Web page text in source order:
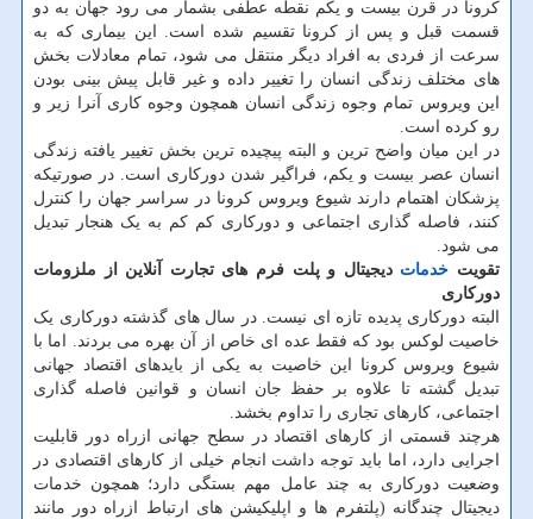
کرونا در قرن بیست و یکم نقطه عطفی بشمار می رود جهان به دو
قسمت قبل و پس از کرونا تقسیم شده است. این بیماری که به
سرعت از فردی به افراد دیگر منتقل می شود، تمام معادلات بخش
های مختلف زندگی انسان را تغییر داده و غیر قابل پیش بینی بودن
این ویروس تمام وجوه زندگی انسان همچون وجوه کاری آنرا زیر و
رو کرده است.
در این میان واضح ترین و البته پیچیده ترین بخش تغییر یافته زندگی
انسان عصر بیست و یکم، فراگیر شدن دورکاری است. در صورتیکه
پزشکان اهتمام دارند شیوع ویروس کرونا در سراسر جهان را کنترل
کنند، فاصله گذاری اجتماعی و دورکاری کم کم به یک هنجار تبدیل
می شود.
تقویت خدمات دیجیتال و پلت فرم های تجارت آنلاین از ملزومات
دورکاری
البته دورکاری پدیده تازه ای نیست. در سال های گذشته دورکاری یک
خاصیت لوکس بود که فقط عده ای خاص از آن بهره می بردند. اما با
شیوع ویروس کرونا این خاصیت به یکی از بایدهای اقتصاد جهانی
تبدیل گشته تا علاوه بر حفظ جان انسان و قوانین فاصله گذاری
اجتماعی، کارهای تجاری را تداوم بخشد.
هرچند قسمتی از کارهای اقتصاد در سطح جهانی ازراه دور قابلیت
اجرایی دارد، اما باید توجه داشت انجام خیلی از کارهای اقتصادی در
وضعیت دورکاری به چند عامل مهم بستگی دارد؛ همچون خدمات
دیجیتال چندگانه (پلتفرم ها و اپلیکیشن های ارتباط ازراه دور مانند